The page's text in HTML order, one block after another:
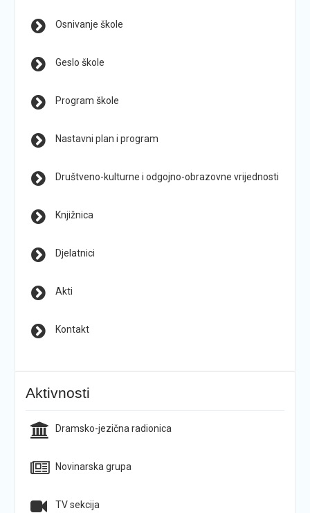
Osnivanje škole
Geslo škole
Program škole
Nastavni plan i program
Društveno-kulturne i odgojno-obrazovne vrijednosti
Knjižnica
Djelatnici
Akti
Kontakt
Aktivnosti
Dramsko-jezična radionica
Novinarska grupa
TV sekcija